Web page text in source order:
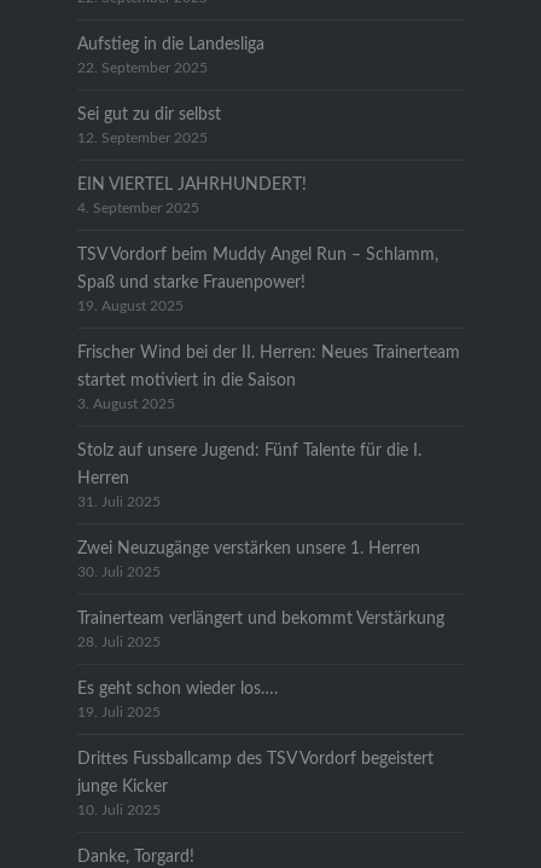
Aufstieg in die Landesliga
22. September 2025
Sei gut zu dir selbst
12. September 2025
EIN VIERTEL JAHRHUNDERT!
4. September 2025
TSV Vordorf beim Muddy Angel Run – Schlamm,
Spaß und starke Frauenpower!
19. August 2025
Frischer Wind bei der II. Herren: Neues Trainerteam
startet motiviert in die Saison
3. August 2025
Stolz auf unsere Jugend: Fünf Talente für die I.
Herren
31. Juli 2025
Zwei Neuzugänge verstärken unsere 1. Herren
30. Juli 2025
Trainerteam verlängert und bekommt Verstärkung
28. Juli 2025
Es geht schon wieder los….
19. Juli 2025
Drittes Fussballcamp des TSV Vordorf begeistert
junge Kicker
10. Juli 2025
Danke, Torgard!